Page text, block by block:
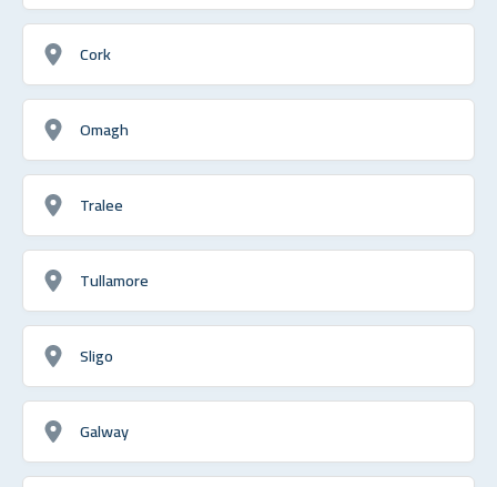
Cork
Omagh
Tralee
Tullamore
Sligo
Galway